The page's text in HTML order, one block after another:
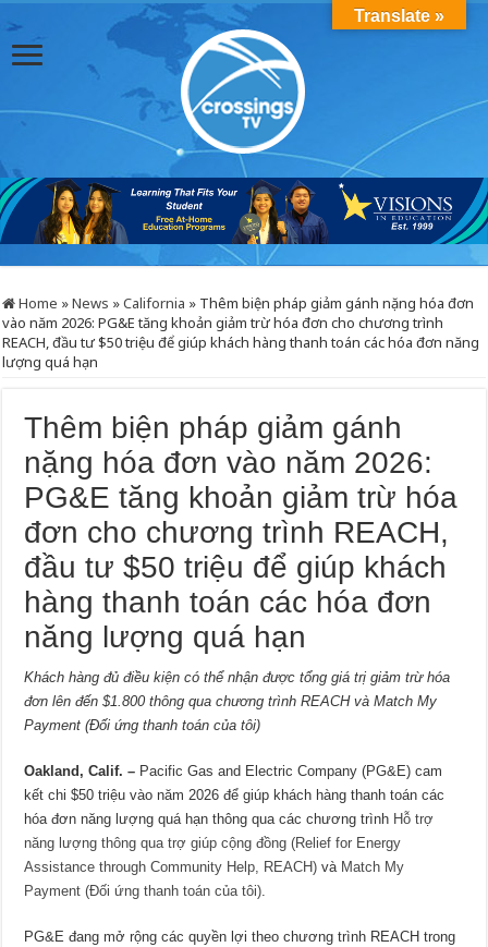
Home »News »California » Thêm biện pháp giảm gánh nặng hóa đơn
vào năm 2026: PG&E tăng khoản giảm trừ hóa đơn cho chương trình
REACH, đầu tư $50 triệu để giúp khách hàng thanh toán các hóa đơn năng
lượng quá hạn
Thêm biện pháp giảm gánh
nặng hóa đơn vào năm 2026:
PG&E tăng khoản giảm trừ hóa
đơn cho chương trình REACH,
đầu tư $50 triệu để giúp khách
hàng thanh toán các hóa đơn
năng lượng quá hạn
Khách hàng đủ điều kiện có thể nhận được tổng giá trị giảm trừ hóa
đơn lên đến $1.800 thông qua chương trình REACH và Match My
Payment (Đối ứng thanh toán của tôi)
Oakland, Calif. – Pacific Gas and Electric Company (PG&E) cam
kết chi $50 triệu vào năm 2026 để giúp khách hàng thanh toán các
hóa đơn năng lượng quá hạn thông qua các chương trình Hỗ trợ
năng lượng thông qua trợ giúp cộng đồng (Relief for Energy
Assistance through Community Help, REACH)và Match My
Payment (Đối ứng thanh toán của tôi).
PG&E đang mở rộng các quyền lợi theo chương trình REACH trong
Translate »